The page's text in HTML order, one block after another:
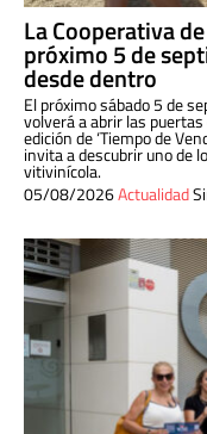
La Cooperativa
próximo 5 de
desde dentro
El próximo sábado 5 de
volverá a abrir las
edición de ‘Tiempo de
invita a descubrir uno de
vitivinícola.
05/08/2026Actualidad